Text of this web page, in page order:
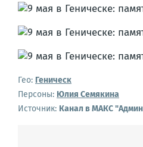
Гео: Геническ
Персоны: Юлия Семякина
Источник: Канал в МАКС